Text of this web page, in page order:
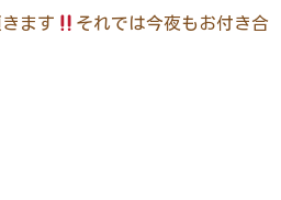
ます
それでは今夜もお付き合